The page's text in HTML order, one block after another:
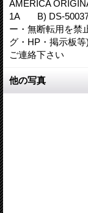
AMERICA
1A B) DS-
ー・無断転用を禁
グ・HP・掲示板
ご連絡下さい
他の写真